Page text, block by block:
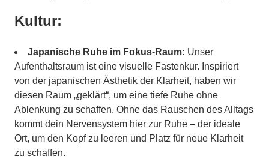
Kultur:
Japanische Ruhe im Fokus-Raum: Unser
Aufenthaltsraum ist eine visuelle Fastenkur. Inspiriert
von der japanischen Ästhetik der Klarheit, haben wir
diesen Raum „geklärt“, um eine tiefe Ruhe ohne
Ablenkung zu schaffen. Ohne das Rauschen des Alltags
kommt dein Nervensystem hier zur Ruhe – der ideale
Ort, um den Kopf zu leeren und Platz für neue Klarheit
zu schaffen.